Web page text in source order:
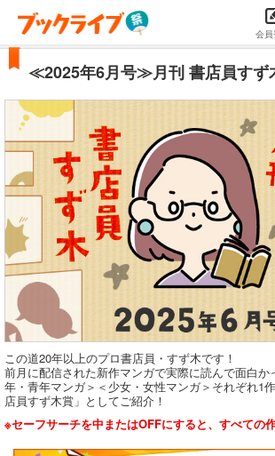
会
≪2025年6月号≫月刊 書店員すず
この道20年以上のプロ書店員・すず木です！
前月に配信された新作マンガで実際に読んで面白
年・青年マンガ＞＜少女・女性マンガ＞それぞれ1
店員すず木賞」としてご紹介！
※セーフサーチを中またはOFFにすると、すべての